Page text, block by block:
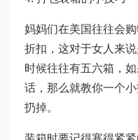
妈妈们在美国往往会
折扣，这对于女人来
时候往往有五六箱，
话，那么就教你一个
扔掉。